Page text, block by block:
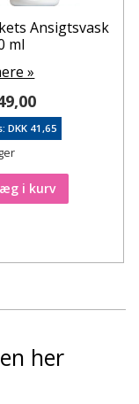
Ansigtsvask
ml
»
DKK 41,65
i kurv
til ønskeseddel
her